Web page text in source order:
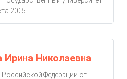
2005...
Ирина Николаевна
Федерации от